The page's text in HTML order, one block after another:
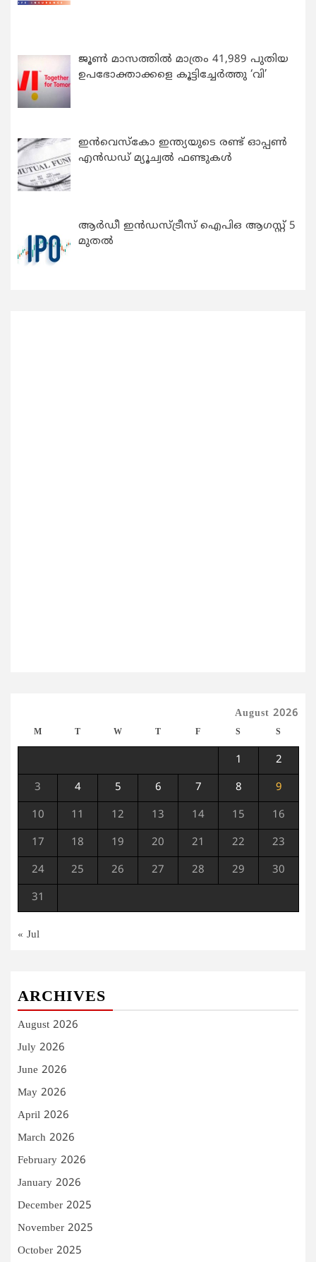
ജൂൺ മാസത്തിൽ മാത്രം 41,989 പുതിയ
ഉപഭോക്താക്കളെ കൂട്ടിച്ചേർത്തു ‘വി’
ഇന്‍വെസ്കോ ഇന്ത്യയുടെ രണ്ട് ഓപ്പണ്‍
എന്‍ഡഡ് മ്യൂച്വല്‍ ഫണ്ടുകള്‍
ആർഡീ ഇൻഡസ്ട്രീസ് ഐപിഒ ആഗസ്റ്റ് 5
മുതൽ
August 2026
M T W T F S S
1 2
3 4 5 6 7 8 9
10 11 12 13 14 15 16
17 18 19 20 21 22 23
24 25 26 27 28 29 30
31
« Jul
ARCHIVES
August 2026
July 2026
June 2026
May 2026
April 2026
March 2026
February 2026
January 2026
December 2025
November 2025
October 2025